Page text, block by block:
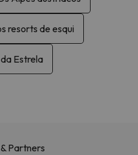
resorts de esqui
Estrela
Partners